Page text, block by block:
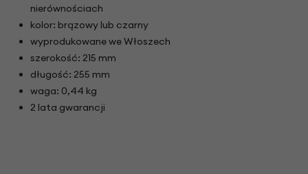
nierównościach
kolor: brązowy lub czarny
wyprodukowane we Włoszech
szerokość: 215 mm
długość: 255 mm
waga: 0,44 kg
2 lata gwarancji